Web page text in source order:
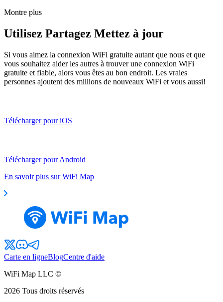
Montre plus
Utilisez Partagez Mettez à jour
Si vous aimez la connexion WiFi gratuite autant que nous et que
vous souhaitez aider les autres à trouver une connexion WiFi
gratuite et fiable, alors vous êtes au bon endroit. Les vraies
personnes ajoutent des millions de nouveaux WiFi et vous aussi!
Télécharger pour iOS
Télécharger pour Android
En savoir plus sur WiFi Map
Carte en ligneBlogCentre d'aide
WiFi Map LLC ©
2026 Tous droits réservés